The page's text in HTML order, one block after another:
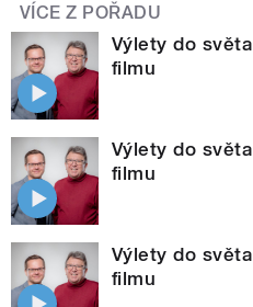
VÍCE Z POŘADU
Výlety do
filmu
Výlety do
filmu
Výlety do
filmu